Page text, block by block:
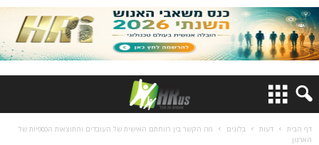
דף הבית דעות בלוגים
מה הקשר בין רווחתם האישית של העובדים והתוצאות הכספיות של
הארגון